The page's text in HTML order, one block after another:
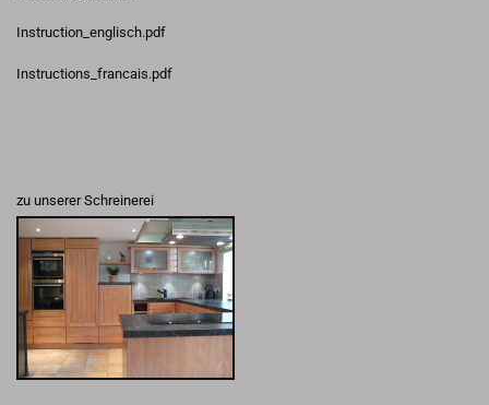
Instruction_englisch.pdf
Instructions_francais.pdf
zu unserer Schreinerei